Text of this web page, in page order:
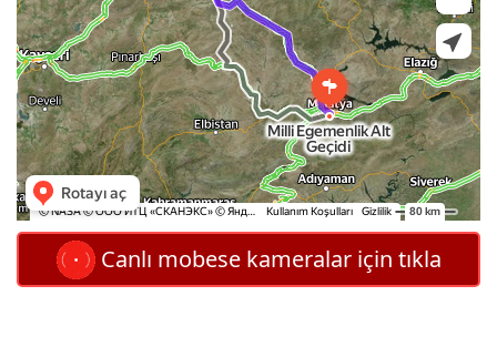
Canlı mobese kameralar için tıkla